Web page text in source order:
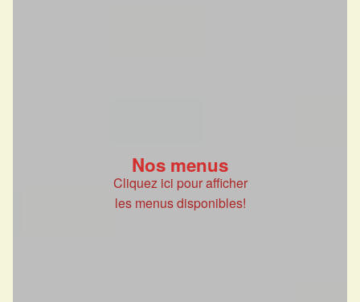
Nos menus
Cliquez ici pour afficher
les menus disponibles!